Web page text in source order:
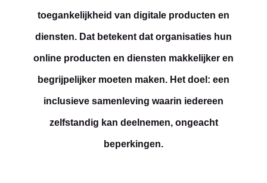
toegankelijkheid van digitale producten en
diensten. Dat betekent dat organisaties hun
online producten en diensten makkelijker en
begrijpelijker moeten maken. Het doel: een
inclusieve samenleving waarin iedereen
zelfstandig kan deelnemen, ongeacht
beperkingen.